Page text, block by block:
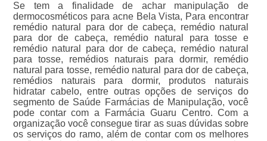
Se tem a finalidade de achar manipulação de
dermocosméticos para acne Bela Vista, Para encontrar
remédio natural para dor de cabeça, remédio natural
para dor de cabeça, remédio natural para tosse e
remédio natural para dor de cabeça, remédio natural
para tosse, remédios naturais para dormir, remédio
natural para tosse, remédio natural para dor de cabeça,
remédios naturais para dormir, produtos naturais
hidratar cabelo, entre outras opções de serviços do
segmento de Saúde Farmácias de Manipulação, você
pode contar com a Farmácia Guaru Centro. Com a
organização você consegue tirar as suas dúvidas sobre
os serviços do ramo, além de contar com os melhores